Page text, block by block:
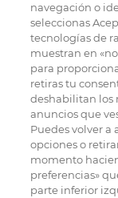
navegación o
seleccionas
tecnologías de
muestran en
para
retiras tu
deshabilitan los
anuncios que
Puedes volver a
opciones o
momento
preferencias»
parte inferior